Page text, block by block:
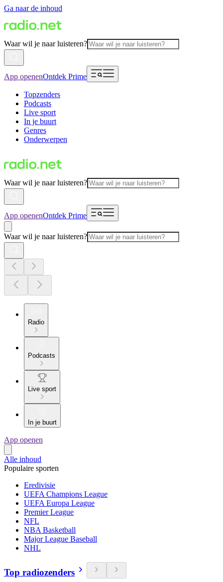
Ga naar de inhoud
Waar wil je naar luisteren?
App openenOntdek Prime
Topzenders
Podcasts
Live sport
In je buurt
Genres
Onderwerpen
Waar wil je naar luisteren?
App openenOntdek Prime
Waar wil je naar luisteren?
Radio
Podcasts
Live sport
In je buurt
App openen
Alle inhoud
Populaire sporten
Eredivisie
UEFA Champions League
UEFA Europa League
Premier League
NFL
NBA Basketball
Major League Baseball
NHL
Top radiozenders